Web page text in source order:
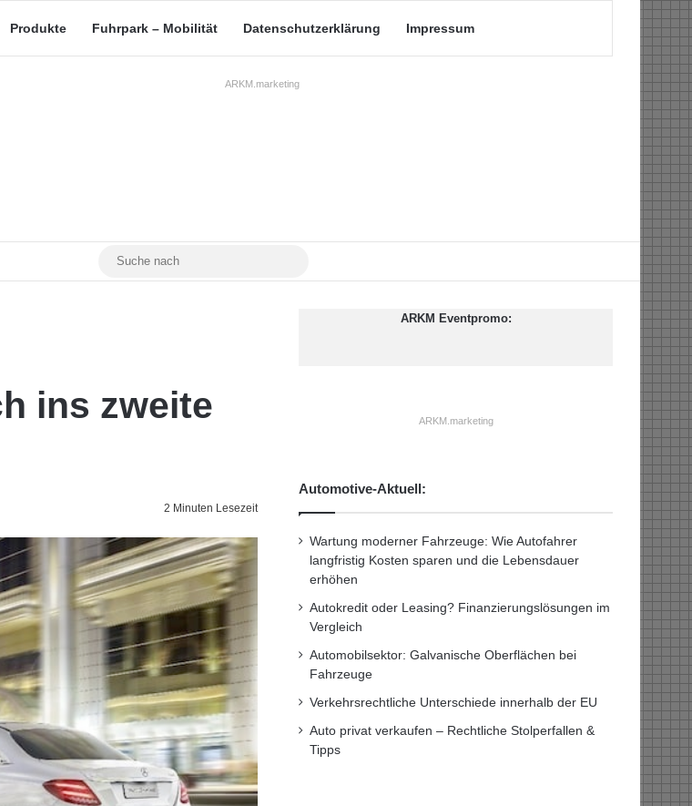
Produkte Fuhrpark – Mobilität Datenschutzerklärung Impressum
ARKM.marketing
YouTubeMastodon
ins zweite
2 Minuten Lesezeit
ARKM Eventpromo:
ARKM.marketing
Automotive-Aktuell:
Wartung moderner Fahrzeuge: Wie Autofahrer
langfristig Kosten sparen und die Lebensdauer
erhöhen
Autokredit oder Leasing? Finanzierungslösungen im
Vergleich
Automobilsektor: Galvanische Oberflächen bei
Fahrzeuge
Verkehrsrechtliche Unterschiede innerhalb der EU
Auto privat verkaufen – Rechtliche Stolperfallen &
Tipps